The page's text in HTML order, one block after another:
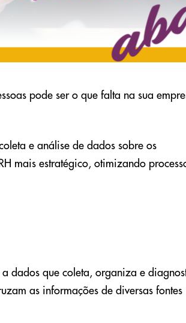
pode ser o que falta na sua
e análise de dados sobre os
mais estratégico, otimizando
dados que coleta, organiza e
as informações de diversas